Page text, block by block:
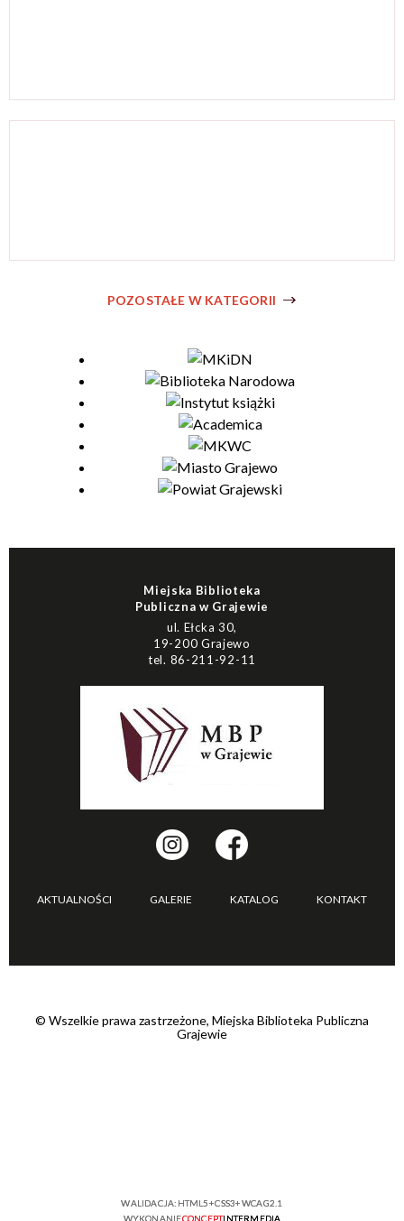
POZOSTAŁE W KATEGORII
Miejska Biblioteka
Publiczna w Grajewie
ul. Ełcka 30,
19-200 Grajewo
tel. 86-211-92-11
AKTUALNOŚCI GALERIE KATALOG KONTAKT
© Wszelkie prawa zastrzeżone, Miejska Biblioteka Publiczna
Grajewie
WALIDACJA: HTML5+CSS3+WCAG 2.1
WYKONANIECONCEPTINTERMEDIA